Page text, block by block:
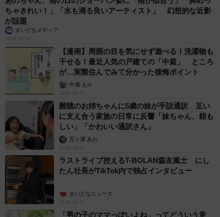
ちゃきれい！」「水も滴る良いアーティスト」 幻想的な近影
が話題
まいどなメディア
2026.08.07
【漫画】周囲の目を気にせず遊べる！洗濯物も
干せる！最近人気の戸建ての「中庭」 ところ
が…実際住んでみて分かった後悔ポイント
中瀬 えみ
2026.08.07
難聴のお姉ちゃんに5歳の妹が手話通訳 互い
に支え合う家族の日常に反響「妹ちゃん、頼も
しい」「かわいい通訳さん」
五ヶ瀬 あお
2026.08.07
ラストライブ控えるT-BOLAN森友嵐士 にし
たん社長がTikTok内で独占インタビュー
まいどなニュース
2026.08.07
「男の子のママっぽいよね」ってどういう意